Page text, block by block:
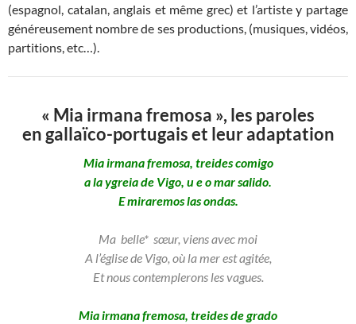
(espagnol, catalan, anglais et même grec) et l’artiste y partage
généreusement nombre de ses productions, (musiques, vidéos,
partitions, etc…).
« Mia irmana fremosa », les paroles
en gallaïco-portugais et leur adaptation
Mia irmana fremosa, treides comigo
a la ygreia de Vigo, u e o mar salido.
E miraremos las ondas.
Ma belle* sœur, viens avec moi
A l’église de Vigo, où la mer est agitée,
Et nous contemplerons les vagues.
Mia irmana fremosa, treides de grado